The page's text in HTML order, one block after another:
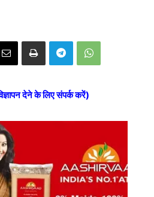
देने के लिए संपर्क करें)